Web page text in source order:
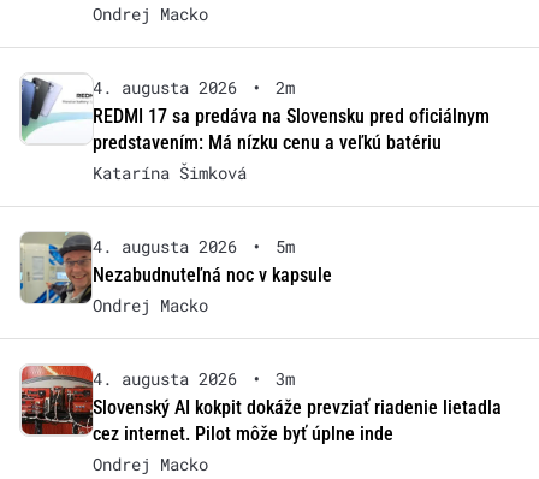
Ondrej Macko
4. augusta 2026 •
2m
REDMI 17 sa predáva na Slovensku pred oficiálnym
predstavením: Má nízku cenu a veľkú batériu
Katarína Šimková
4. augusta 2026 •
5m
Nezabudnuteľná noc v kapsule
Ondrej Macko
4. augusta 2026 •
3m
Slovenský AI kokpit dokáže prevziať riadenie lietadla
cez internet. Pilot môže byť úplne inde
Ondrej Macko